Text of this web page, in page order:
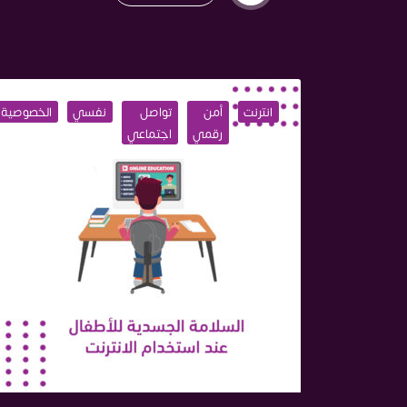
انترنت
أمن
رقمي
تواصل
اجتماعي
نفسي الخصوصية